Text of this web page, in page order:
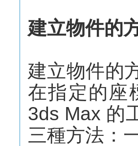
建立物件的
建立物件的
在指定的座
3ds Max 的
三種方法：